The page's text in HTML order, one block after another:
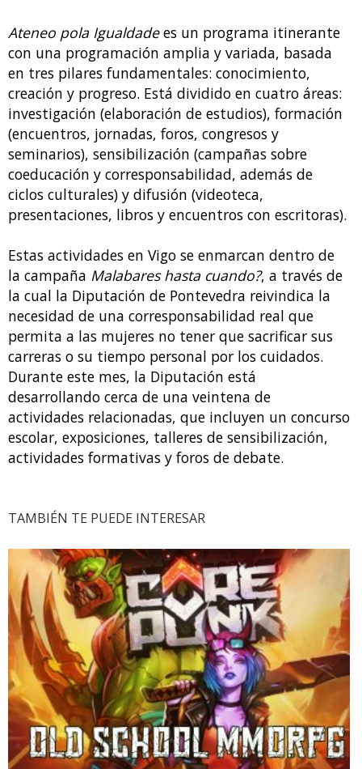
activo.
Ateneo pola Igualdade es un programa itinerante
con una programación amplia y variada, basada
en tres pilares fundamentales: conocimiento,
creación y progreso. Está dividido en cuatro áreas:
investigación (elaboración de estudios), formación
(encuentros, jornadas, foros, congresos y
seminarios), sensibilización (campañas sobre
coeducación y corresponsabilidad, además de
presentaciones, libros y encuentros con escritoras).
Estas actividades en Vigo se enmarcan dentro de
la campaña Malabares hasta cuando?, a través de
la cual la Diputación de Pontevedra reivindica la
necesidad de una corresponsabilidad real que
permita a las mujeres no tener que sacrificar sus
carreras o su tiempo personal por los cuidados.
Durante este mes, la Diputación está
desarrollando cerca de una veintena de
actividades relacionadas, que incluyen un concurso
TAMBIÉN TE PUEDE INTERESAR